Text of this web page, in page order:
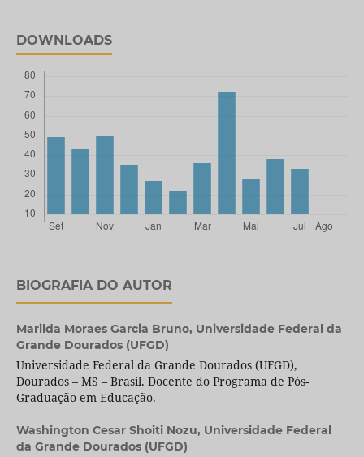
DOWNLOADS
BIOGRAFIA DO AUTOR
Marilda Moraes Garcia Bruno, Universidade Federal da
Grande Dourados (UFGD)
Universidade Federal da Grande Dourados (UFGD),
Dourados – MS – Brasil. Docente do Programa de Pós-
Graduação em Educação.
Washington Cesar Shoiti Nozu, Universidade Federal
da Grande Dourados (UFGD)